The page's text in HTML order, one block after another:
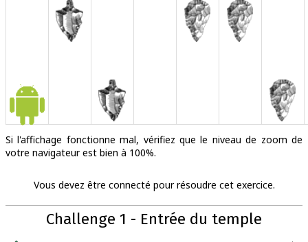
Si l'affichage fonctionne mal, vérifiez que le niveau de zoom de
votre navigateur est bien à 100%.
Vous devez être connecté pour résoudre cet exercice.
Challenge 1 - Entrée du temple